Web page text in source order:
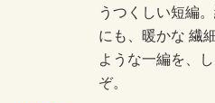
うつくしい短編
にも、暖かな 繊
ような一編を、
ぞ。